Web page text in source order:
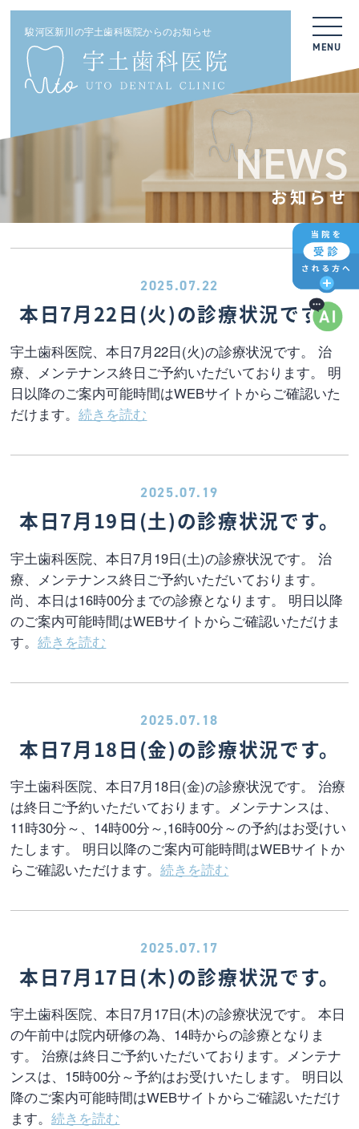
駿河区新川の宇土歯科医院からのお知らせ
MENU
NEWS
お知らせ
2025.07.22
本日7月22日(火)の診療状況です。
宇土歯科医院、本日7月22日(火)の診療状況です。 治
療、メンテナンス終日ご予約いただいております。 明
日以降のご案内可能時間はWEBサイトからご確認いた
だけます。続きを読む
2025.07.19
本日7月19日(土)の診療状況です。
宇土歯科医院、本日7月19日(土)の診療状況です。 治
療、メンテナンス終日ご予約いただいております。
尚、本日は16時00分までの診療となります。 明日以降
のご案内可能時間はWEBサイトからご確認いただけま
す。続きを読む
2025.07.18
本日7月18日(金)の診療状況です。
宇土歯科医院、本日7月18日(金)の診療状況です。 治療
は終日ご予約いただいております。メンテナンスは、
11時30分～、14時00分～,16時00分～の予約はお受けい
たします。 明日以降のご案内可能時間はWEBサイトか
らご確認いただけます。続きを読む
2025.07.17
本日7月17日(木)の診療状況です。
宇土歯科医院、本日7月17日(木)の診療状況です。 本日
の午前中は院内研修の為、14時からの診療となりま
す。 治療は終日ご予約いただいております。メンテナ
ンスは、15時00分～予約はお受けいたします。 明日以
降のご案内可能時間はWEBサイトからご確認いただけ
ます。続きを読む